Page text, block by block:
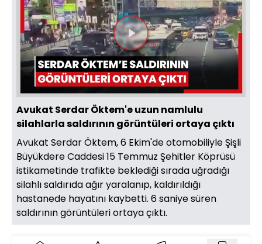
Videoyu
Oynat
Avukat Serdar Öktem'e uzun namlulu
silahlarla saldırının görüntüleri ortaya çıktı
Avukat Serdar Öktem, 6 Ekim'de otomobiliyle Şişli
Büyükdere Caddesi 15 Temmuz Şehitler Köprüsü
istikametinde trafikte beklediği sırada uğradığı
silahlı saldırıda ağır yaralanıp, kaldırıldığı
hastanede hayatını kaybetti. 6 saniye süren
saldırının görüntüleri ortaya çıktı.